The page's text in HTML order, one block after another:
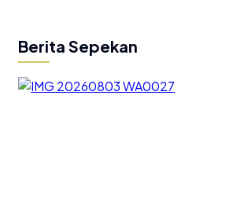
Berita Sepekan